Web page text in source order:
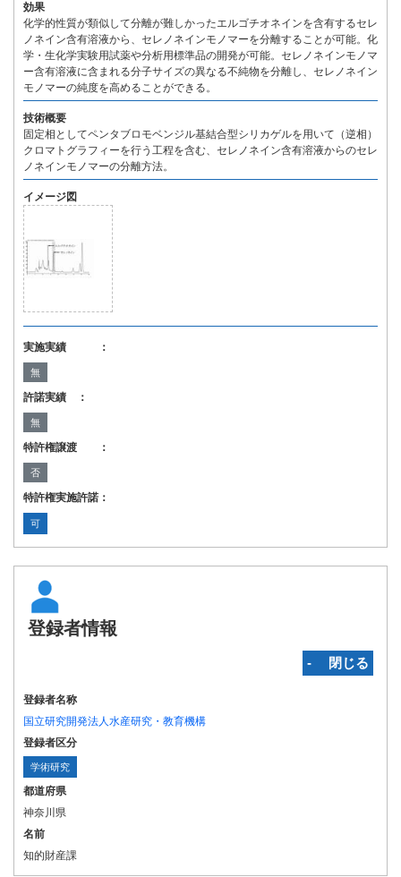
効果
化学的性質が類似して分離が難しかったエルゴチオネインを含有するセレ
ノネイン含有溶液から、セレノネインモノマーを分離することが可能。化
学・生化学実験用試薬や分析用標準品の開発が可能。セレノネインモノマ
ー含有溶液に含まれる分子サイズの異なる不純物を分離し、セレノネイン
モノマーの純度を高めることができる。
技術概要
固定相としてペンタブロモベンジル基結合型シリカゲルを用いて（逆相）
クロマトグラフィーを行う工程を含む、セレノネイン含有溶液からのセレ
ノネインモノマーの分離方法。
イメージ図
実施実績 ：
無
許諾実績 ：
無
特許権譲渡 ：
否
特許権実施許諾：
可
登録者情報
‐ 閉じる
登録者名称
国立研究開発法人水産研究・教育機構
登録者区分
学術研究
都道府県
神奈川県
名前
知的財産課